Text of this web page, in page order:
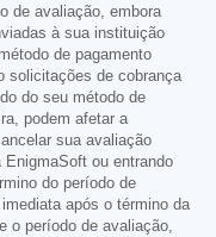
de avaliação, embora
à sua instituição
de pagamento
solicitações de cobrança
do seu método de
podem afetar a
sua avaliação
ou entrando
do período de
após o término da
o período de avaliação,